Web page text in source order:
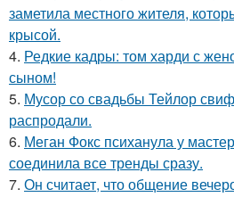
заметила местного жителя,
крысой.
4. Редкие кадры: том харди с
сыном!
5. Мусор со свадьбы Тейлор
распродали.
6. Меган Фокс психанула у
соединила все тренды сразу.
7. Он считает, что общение